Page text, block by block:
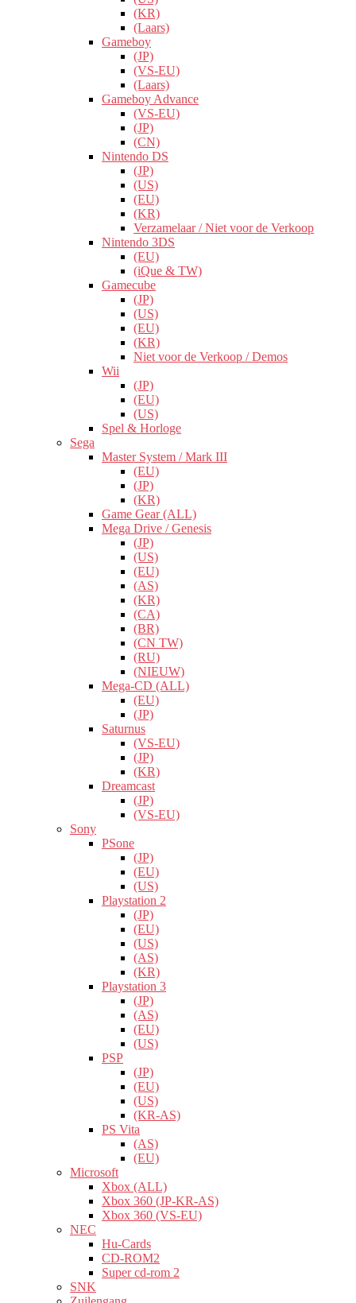
(KR)
(Laars)
Gameboy
(JP)
(VS-EU)
(Laars)
Gameboy Advance
(VS-EU)
(JP)
(CN)
Nintendo DS
(JP)
(US)
(EU)
(KR)
Verzamelaar / Niet voor de Verkoop
Nintendo 3DS
(EU)
(iQue & TW)
Gamecube
(JP)
(US)
(EU)
(KR)
Niet voor de Verkoop / Demos
Wii
(JP)
(EU)
(US)
Spel & Horloge
Sega
Master System / Mark III
(EU)
(JP)
(KR)
Game Gear (ALL)
Mega Drive / Genesis
(JP)
(US)
(EU)
(AS)
(KR)
(CA)
(BR)
(CN TW)
(RU)
(NIEUW)
Mega-CD (ALL)
(EU)
(JP)
Saturnus
(VS-EU)
(JP)
(KR)
Dreamcast
(JP)
(VS-EU)
Sony
PSone
(JP)
(EU)
(US)
Playstation 2
(JP)
(EU)
(US)
(AS)
(KR)
Playstation 3
(JP)
(AS)
(EU)
(US)
PSP
(JP)
(EU)
(US)
(KR-AS)
PS Vita
(AS)
(EU)
Microsoft
Xbox (ALL)
Xbox 360 (JP-KR-AS)
Xbox 360 (VS-EU)
NEC
Hu-Cards
CD-ROM2
Super cd-rom 2
SNK